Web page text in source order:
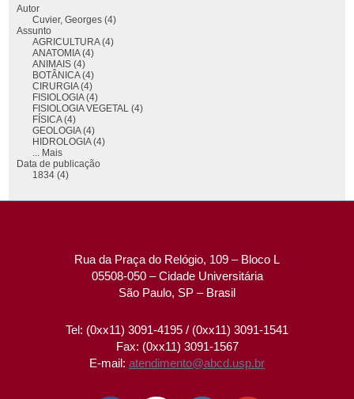
Autor
Cuvier, Georges (4)
Assunto
AGRICULTURA (4)
ANATOMIA (4)
ANIMAIS (4)
BOTÂNICA (4)
CIRURGIA (4)
FISIOLOGIA (4)
FISIOLOGIA VEGETAL (4)
FÍSICA (4)
GEOLOGIA (4)
HIDROLOGIA (4)
... Mais
Data de publicação
1834 (4)
Rua da Praça do Relógio, 109 – Bloco L
05508-050 – Cidade Universitária
São Paulo, SP – Brasil
Tel: (0xx11) 3091-4195 / (0xx11) 3091-1541
Fax: (0xx11) 3091-1567
E-mail: atendimento@abcd.usp.br